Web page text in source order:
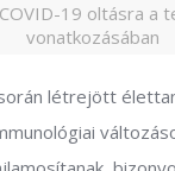
19 oltásra a
vonatkozásában
létrejött